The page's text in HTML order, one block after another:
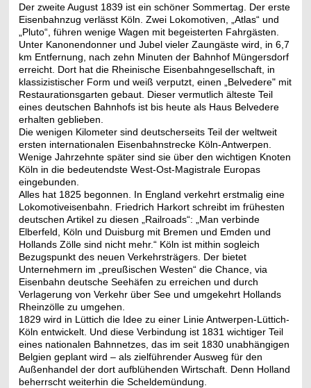
Der zweite August 1839 ist ein schöner Sommertag. Der erste
Eisenbahnzug verlässt Köln. Zwei Lokomotiven, „Atlas“ und
„Pluto“, führen wenige Wagen mit begeisterten Fahrgästen.
Unter Kanonendonner und Jubel vieler Zaungäste wird, in 6,7
km Entfernung, nach zehn Minuten der Bahnhof Müngersdorf
erreicht. Dort hat die Rheinische Eisenbahngesellschaft, in
klassizistischer Form und weiß verputzt, einen „Belvedere" mit
Restaurationsgarten gebaut. Dieser vermutlich älteste Teil
eines deutschen Bahnhofs ist bis heute als Haus Belvedere
erhalten geblieben.
Die wenigen Kilometer sind deutscherseits Teil der weltweit
ersten internationalen Eisenbahnstrecke Köln-Antwerpen.
Wenige Jahrzehnte später sind sie über den wichtigen Knoten
Köln in die bedeutendste West-Ost-Magistrale Europas
eingebunden.
Alles hat 1825 begonnen. In England verkehrt erstmalig eine
Lokomotiveisenbahn. Friedrich Harkort schreibt im frühesten
deutschen Artikel zu diesen „Railroads“: „Man verbinde
Elberfeld, Köln und Duisburg mit Bremen und Emden und
Hollands Zölle sind nicht mehr.“ Köln ist mithin sogleich
Bezugspunkt des neuen Verkehrsträgers. Der bietet
Unternehmern im „preußischen Westen“ die Chance, via
Eisenbahn deutsche Seehäfen zu erreichen und durch
Verlagerung von Verkehr über See und umgekehrt Hollands
Rheinzölle zu umgehen.
1829 wird in Lüttich die Idee zu einer Linie Antwerpen-Lüttich-
Köln entwickelt. Und diese Verbindung ist 1831 wichtiger Teil
eines nationalen Bahnnetzes, das im seit 1830 unabhängigen
Belgien geplant wird – als zielführender Ausweg für den
Außenhandel der dort aufblühenden Wirtschaft. Denn Holland
beherrscht weiterhin die Scheldemündung.